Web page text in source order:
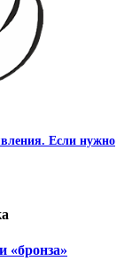
Если нужно
«бронза»